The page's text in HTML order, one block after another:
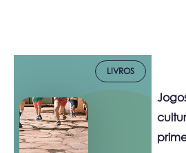
LIVROS